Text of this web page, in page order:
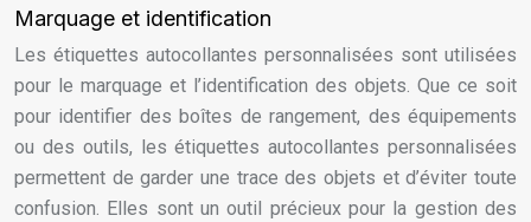
Marquage et identification
Les étiquettes autocollantes personnalisées sont utilisées
pour le marquage et l’identification des objets. Que ce soit
pour identifier des boîtes de rangement, des équipements
ou des outils, les étiquettes autocollantes personnalisées
permettent de garder une trace des objets et d’éviter toute
confusion. Elles sont un outil précieux pour la gestion des